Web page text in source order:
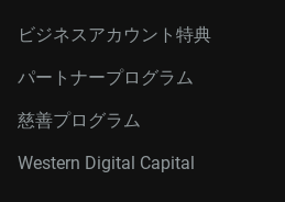
ビジネスアカウント特典
パートナープログラム
慈善プログラム
Western Digital Capital